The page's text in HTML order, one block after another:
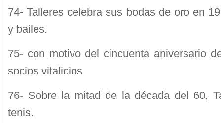
74- Talleres celebra sus bodas de oro en
y bailes.
75- con motivo del cincuenta aniversario
socios vitalicios.
76- Sobre la mitad de la década del 60,
tenis.